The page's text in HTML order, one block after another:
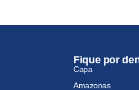
Fique por
Capa
Amazonas